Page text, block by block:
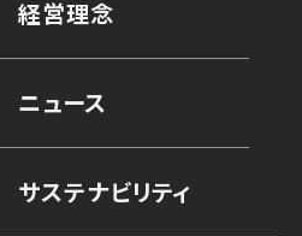
経営理念
ニュース
サステナビリティ